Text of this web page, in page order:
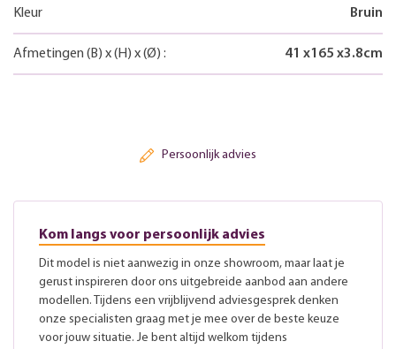
Kleur Bruin
Afmetingen (B) x(H) x(Ø) : 41 x165 x3.8cm
Persoonlijk advies
Kom langs voor persoonlijk advies
Dit model is niet aanwezig in onze showroom, maar laat je
gerust inspireren door ons uitgebreide aanbod aan andere
modellen. Tijdens een vrijblijvend adviesgesprek denken
onze specialisten graag met je mee over de beste keuze
voor jouw situatie. Je bent altijd welkom tijdens